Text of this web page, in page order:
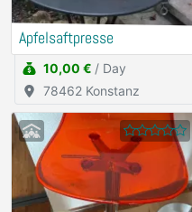
Apfelsaftpresse
10,00 € / Day
78462 Konstanz